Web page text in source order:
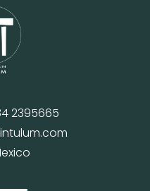
2395665